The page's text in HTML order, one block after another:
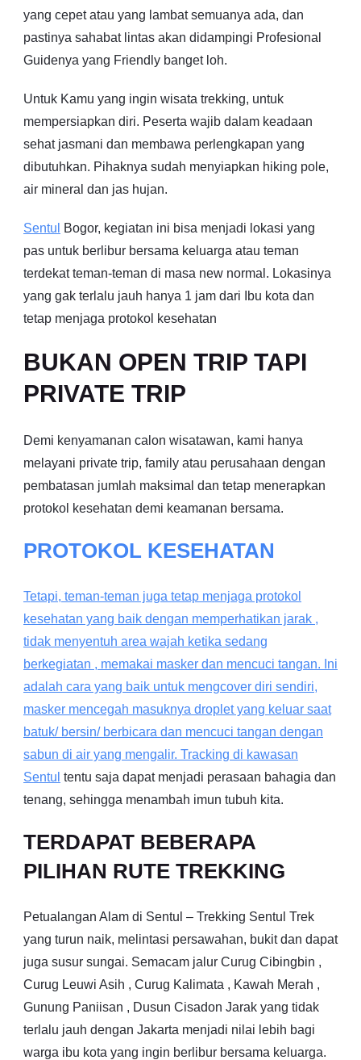
yang cepet atau yang lambat semuanya ada, dan
pastinya sahabat lintas akan didampingi Profesional
Guidenya yang Friendly banget loh.
Untuk Kamu yang ingin wisata trekking, untuk
mempersiapkan diri. Peserta wajib dalam keadaan
sehat jasmani dan membawa perlengkapan yang
dibutuhkan. Pihaknya sudah menyiapkan hiking pole,
air mineral dan jas hujan.
Sentul
Bogor, kegiatan ini bisa menjadi lokasi yang
pas untuk berlibur bersama keluarga atau teman
terdekat teman-teman di masa new normal. Lokasinya
yang gak terlalu jauh hanya 1 jam dari Ibu kota dan
tetap menjaga protokol kesehatan
BUKAN OPEN TRIP TAPI
PRIVATE TRIP
Demi kenyamanan calon wisatawan, kami hanya
melayani private trip, family atau perusahaan dengan
pembatasan jumlah maksimal dan tetap menerapkan
protokol kesehatan demi keamanan bersama.
PROTOKOL KESEHATAN
Tetapi, teman-teman juga tetap menjaga protokol
kesehatan yang baik dengan memperhatikan jarak ,
tidak menyentuh area wajah ketika sedang
berkegiatan , memakai masker dan mencuci tangan. Ini
adalah cara yang baik untuk mengcover diri sendiri,
masker mencegah masuknya droplet yang keluar saat
batuk/ bersin/ berbicara dan mencuci tangan dengan
sabun di air yang mengalir. Tracking di kawasan
Sentul tentu saja dapat menjadi perasaan bahagia dan
tenang, sehingga menambah imun tubuh kita.
TERDAPAT BEBERAPA
PILIHAN RUTE TREKKING
Petualangan Alam di Sentul – Trekking Sentul Trek
yang turun naik, melintasi persawahan, bukit dan dapat
juga susur sungai. Semacam jalur Curug Cibingbin ,
Curug Leuwi Asih , Curug Kalimata , Kawah Merah ,
Gunung Paniisan , Dusun Cisadon Jarak yang tidak
terlalu jauh dengan Jakarta menjadi nilai lebih bagi
warga ibu kota yang ingin berlibur bersama keluarga.